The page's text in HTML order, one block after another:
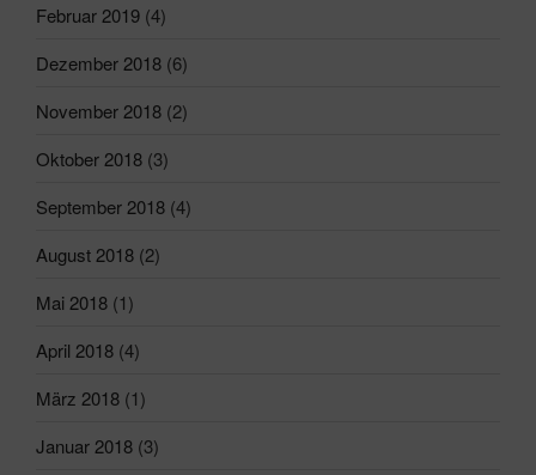
Februar 2019 (4)
Dezember 2018 (6)
November 2018 (2)
Oktober 2018 (3)
September 2018 (4)
August 2018 (2)
Mai 2018 (1)
April 2018 (4)
März 2018 (1)
Januar 2018 (3)